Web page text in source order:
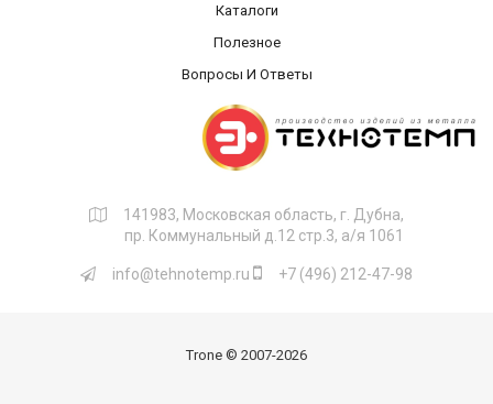
Каталоги
Полезное
Вопросы И Ответы
141983, Московская область, г. Дубна,
пр. Коммунальный д.12 стр.3, а/я 1061
info@tehnotemp.ru +7 (496) 212-47-98
Trone © 2007-2026